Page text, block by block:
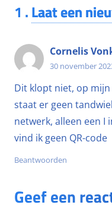
1 .Laat een
Cornelis
30 november
Dit klopt niet, op mijn
staat er geen
netwerk, alleen een I
vind ik geen QR-code
Beantwoorden
Geef een